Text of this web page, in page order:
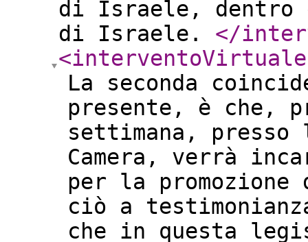
di Israele, dentro
di Israele. </
<interventoVirtuale
La seconda
presente, è che,
settimana, presso
Camera, verrà
per la
ciò a
che in questa